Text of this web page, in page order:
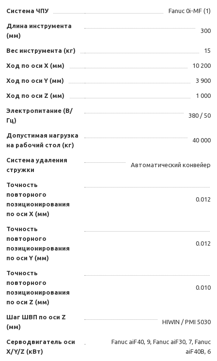
Система ЧПУ Fanuc 0i-MF (1)
Длина инструмента
(мм)
300
Вес инструмента (кг) 15
Ход по оси X (мм) 10 200
Ход по оси Y (мм) 3 900
Ход по оси Z (мм) 1 000
Электропитание (В/
Гц)
380 / 50
Допустимая нагрузка
на рабочий стол (кг)
40 000
Система удаления
стружки
Автоматический конвейер
Точность
повторного
позиционирования
по оси X (мм)
0.012
Точность
повторного
позиционирования
по оси Y (мм)
0.012
Точность
повторного
позиционирования
по оси Z (мм)
0.010
Шаг ШВП по оси Z
(мм)
HIWIN / PMI 5030
Серводвигатель оси
X/Y/Z (кВт)
Fanuc aiF40, 9, Fanuc aiF30, 7, Fanuc
aiF40B, 6